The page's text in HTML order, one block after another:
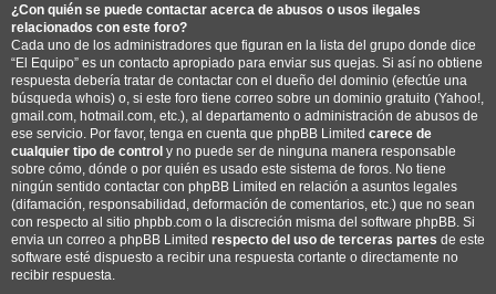
¿Con quién se puede contactar acerca de abusos o usos ilegales
relacionados con este foro?
Cada uno de los administradores que figuran en la lista del grupo donde dice
“El Equipo” es un contacto apropiado para enviar sus quejas. Si así no obtiene
respuesta debería tratar de contactar con el dueño del dominio (efectúe una
búsqueda whois) o, si este foro tiene correo sobre un dominio gratuito (Yahoo!,
gmail.com, hotmail.com, etc.), al departamento o administración de abusos de
ese servicio. Por favor, tenga en cuenta que phpBB Limited carece de
cualquier tipo de control y no puede ser de ninguna manera responsable
sobre cómo, dónde o por quién es usado este sistema de foros. No tiene
ningún sentido contactar con phpBB Limited en relación a asuntos legales
(difamación, responsabilidad, deformación de comentarios, etc.) que no sean
con respecto al sitio phpbb.com o la discreción misma del software phpBB. Si
envia un correo a phpBB Limited respecto del uso de terceras partes de este
software esté dispuesto a recibir una respuesta cortante o directamente no
recibir respuesta.